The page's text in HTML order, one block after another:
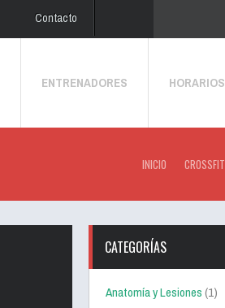
Contacto
ENTRENADORES HORARIOS
INICIO CROSSFIT
CATEGORÍAS
Anatomía y Lesiones(1)